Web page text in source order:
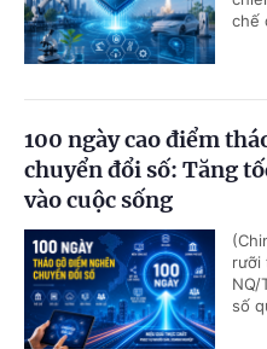
chế
100 ngày cao điểm
chuyển đổi số: Tăng
vào cuộc sống
rưỡi
NQ/
số